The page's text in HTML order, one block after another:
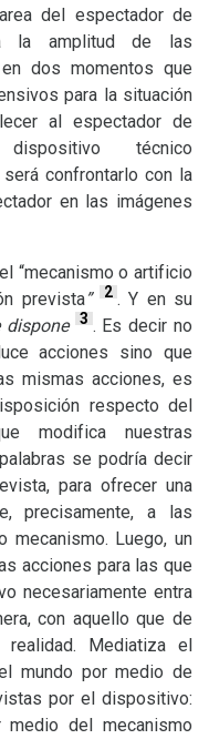
del espectador de
la amplitud de las
dos momentos que
para la situación
al espectador de
técnico
confrontarlo con la
en las imágenes
“mecanismo o artificio
prevista” 2 . Y en su
dispone 3 . Es decir no
acciones sino que
mismas acciones, es
respecto del
modifica nuestras
se podría decir
para ofrecer una
precisamente, a las
Luego, un
acciones para las que
necesariamente entra
con aquello que de
Mediatiza el
mundo por medio de
por el dispositivo:
medio del mecanismo